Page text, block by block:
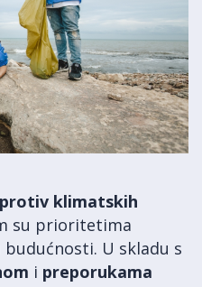
klimatskih
su prioritetima
U skladu s
i preporukama